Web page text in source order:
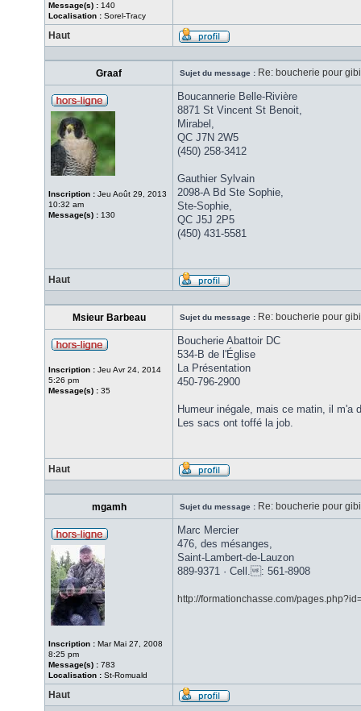
Message(s) : 140
Localisation : Sorel-Tracy
Haut
Graaf Sujet du message : Re: boucherie pour
Inscription : Jeu Août 29, 2013
10:32 am
Message(s) : 130
Boucannerie Belle-Rivière
8871 St Vincent St Benoit,
Mirabel,
QC J7N 2W5
(450) 258-3412
Gauthier Sylvain
2098-A Bd Ste Sophie,
Ste-Sophie,
QC J5J 2P5
(450) 431-5581
Haut
Msieur Barbeau Sujet du message : Re: boucherie pour
Inscription : Jeu Avr 24, 2014
5:26 pm
Message(s) : 35
Boucherie Abattoir DC
534-B de l'Église
La Présentation
450-796-2900
Humeur inégale, mais ce matin, il m'a
Les sacs ont toffé la job.
Haut
mgamh Sujet du message : Re: boucherie pour
Inscription : Mar Mai 27, 2008
8:25 pm
Message(s) : 783
Localisation : St-Romuald
Marc Mercier
476, des mésanges,
Saint-Lambert-de-Lauzon
889-9371 · Cell.: 561-8908
http://formationchasse.com/
Haut